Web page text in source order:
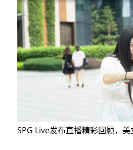
SPG Live发布直播精彩回顾，美